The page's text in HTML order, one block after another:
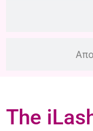
The